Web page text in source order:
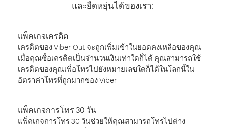
และยืดหยุ่นได้ของเรา:
แพ็คเกจเครดิต
เครดิตของ Viber Out จะถูกเพิ่มเข้าในยอดคงเหลือของคุณ
เมื่อคุณซื้อเครดิตเป็นจำนวนเงินเท่าใดก็ได้ คุณสามารถใช้
เครดิตของคุณเพื่อโทรไปยังหมายเลขใดก็ได้ในโลกนี้ใน
อัตราค่าโทรที่ถูกมากของ Viber
แพ็คเกจการโทร 30 วัน
แพ็คเกจการโทร 30 วันช่วยให้คุณสามารถโทรไปต่าง